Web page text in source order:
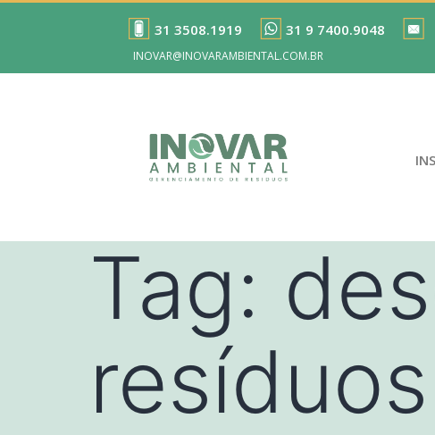
31 3508.1919 31 9 7400.9048
INOVAR@INOVARAMBIENTAL.COM.BR
Tag: